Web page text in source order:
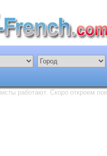
работают. Скоро откроем